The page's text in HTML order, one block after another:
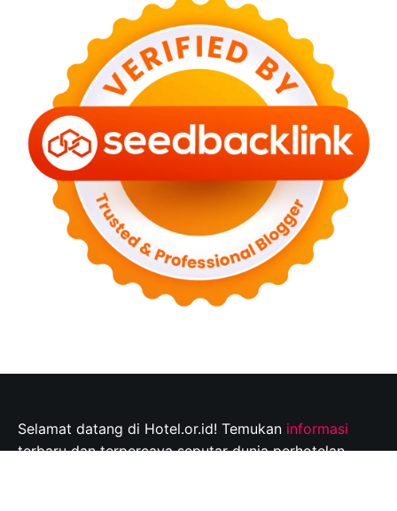
Selamat datang di Hotel.or.id! Temukan informasi
terbaru dan terpercaya seputar dunia perhotelan,